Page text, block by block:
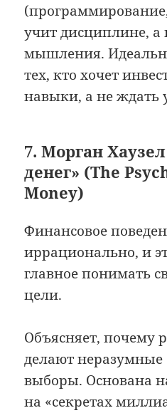
учит дисциплине, а
мышления.
тех, кто хочет
навыки, а не ждать
7. Морган
денег» (The
Money)
Финансовое
иррационально, и
главное понимать
цели.
Объясняет, почему
делают
выборы. Основана
на «секретах